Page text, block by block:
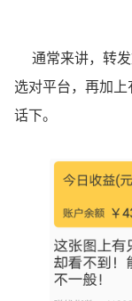
通常来讲，转发
选对平台，再加
话下。